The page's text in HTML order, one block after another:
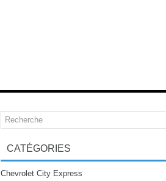
CATÉGORIES
Chevrolet City Express